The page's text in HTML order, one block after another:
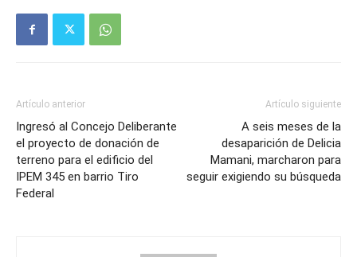
Artículo anterior
Ingresó al Concejo Deliberante
el proyecto de donación de
terreno para el edificio del
IPEM 345 en barrio Tiro
Federal
Artículo siguiente
A seis meses de la
desaparición de Delicia
Mamani, marcharon para
seguir exigiendo su búsqueda